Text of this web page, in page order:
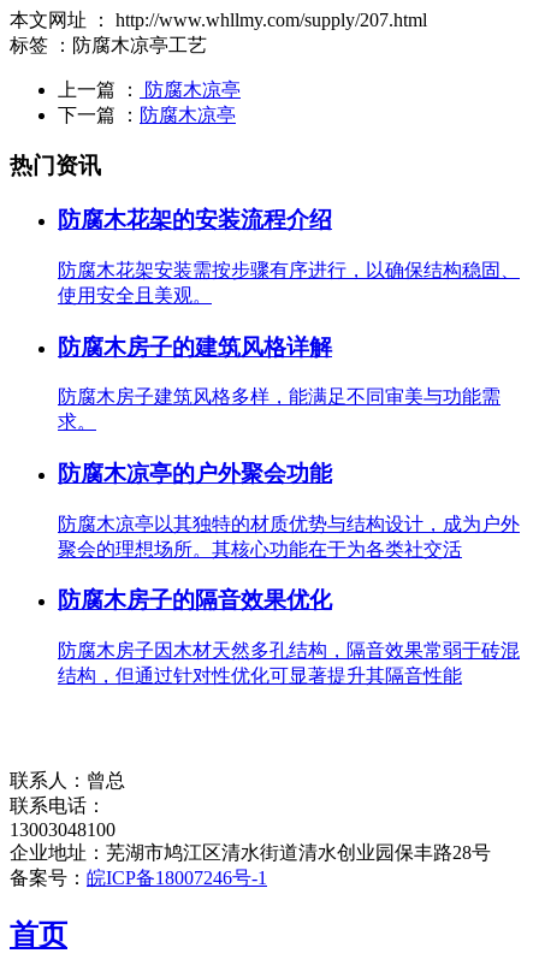
本文网址 ： http://www.whllmy.com/supply/207.html
标签 ：防腐木凉亭工艺
上一篇 ：
防腐木凉亭
下一篇 ： 防腐木凉亭
热门资讯
防腐木花架的安装流程介绍
防腐木花架安装需按步骤有序进行，以确保结构稳固、
使用安全且美观。
防腐木房子的建筑风格详解
防腐木房子建筑风格多样，能满足不同审美与功能需
求。
防腐木凉亭的户外聚会功能
防腐木凉亭以其独特的材质优势与结构设计，成为户外
聚会的理想场所。其核心功能在于为各类社交活
防腐木房子的隔音效果优化
防腐木房子因木材天然多孔结构，隔音效果常弱于砖混
结构，但通过针对性优化可显著提升其隔音性能
联系人：曾总
联系电话：
13003048100
企业地址：芜湖市鸠江区清水街道清水创业园保丰路28号
备案号： 皖ICP备18007246号-1
首页